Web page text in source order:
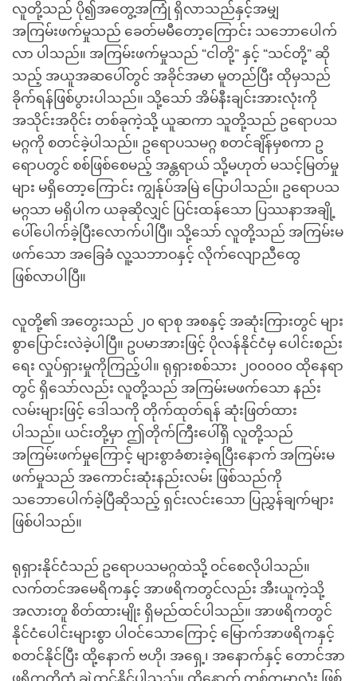
လူတို့သည် ပို၍အတွေ့အကြုံ ရှိလာသည်နှင့်အမျှ
အကြမ်းဖက်မှုသည် ခေတ်မမီတော့ကြောင်း သဘောပေါက်
လာ ပါသည်။ အကြမ်းဖက်မှုသည် “ငါတို့” နှင့် “သင်တို့” ဆို
သည့် အယူအဆပေါ်တွင် အခိုင်အမာ မူတည်ပြီး ထိုမှသည်
ခိုက်ရန်ဖြစ်ပွားပါသည်။ သို့သော် အိမ်နီးချင်းအားလုံးကို
အသိုင်းအဝိုင်း တစ်ခုကဲ့သို့ ယူဆကာ သူတို့သည် ဥရောပသ
မဂ္ဂကို စတင်ခဲ့ပါသည်။ ဥရောပသမဂ္ဂ စတင်ချိန်မှစကာ ဥ
ရောပတွင် စစ်ဖြစ်စေမည့် အန္တရာယ် သို့မဟုတ် မသင့်မြတ်မှု
များ မရှိတော့ကြောင်း ကျွန်ုပ်အမြဲ ပြောပါသည်။ ဥရောပသ
မဂ္ဂသာ မရှိပါက ယခုဆိုလျှင် ပြင်းထန်သော ပြဿနာအချို့
ပေါ်ပေါက်ခဲ့ပြီးလောက်ပါပြီ။ သို့သော် လူတို့သည် အကြမ်းမ
ဖက်သော အခြေခံ လူ့သဘာဝနှင့် လိုက်လျောညီထွေ
ဖြစ်လာပါပြီ။
လူတို့၏ အတွေးသည် ၂၀ ရာစု အစနှင့် အဆုံးကြားတွင် များ
စွာပြောင်းလဲခဲ့ပါပြီ။ ဥပမာအားဖြင့် ပိုလန်နိုင်ငံမှ ပေါင်းစည်း
ရေး လှုပ်ရှားမှုကိုကြည့်ပါ။ ရုရှားစစ်သား ၂၀၀၀၀၀ ထိုနေရာ
တွင် ရှိသော်လည်း လူတို့သည် အကြမ်းမဖက်သော နည်း
လမ်းများဖြင့် ဒေါသကို တိုက်ထုတ်ရန် ဆုံးဖြတ်ထား
ပါသည်။ ယင်းတို့မှာ ဤတိုက်ကြီးပေါ်ရှိ လူတို့သည်
အကြမ်းဖက်မှုကြောင့် များစွာခံစားခဲ့ရပြီးနောက် အကြမ်းမ
ဖက်မှုသည် အကောင်းဆုံးနည်းလမ်း ဖြစ်သည်ကို
သဘောပေါက်ခဲ့ပြီဆိုသည့် ရှင်းလင်းသော ပြညွှန်ချက်များ
ဖြစ်ပါသည်။
ရုရှားနိုင်ငံသည် ဥရောပသမဂ္ဂထဲသို့ ဝင်စေလိုပါသည်။
လက်တင်အမေရိကနှင့် အာဖရိကတွင်လည်း အီးယူကဲ့သို့
အလားတူ စိတ်ထားမျိုး ရှိမည်ထင်ပါသည်။ အာဖရိကတွင်
နိုင်ငံပေါင်းများစွာ ပါဝင်သောကြောင့် မြောက်အာဖရိကနှင့်
စတင်နိုင်ပြီး ထို့နောက် ဗဟို၊ အရှေ့၊ အနောက်နှင့် တောင်အာ